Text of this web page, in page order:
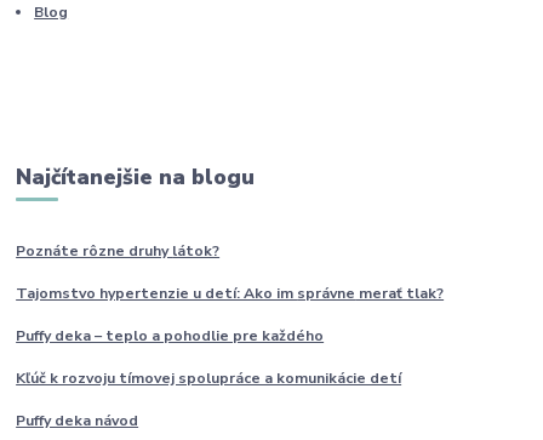
Blog
Najčítanejšie na blogu
Poznáte rôzne druhylátok?
Tajomstvo hypertenzie u detí: Ako im správne merať tlak?
Puffy deka – teplo a pohodlie pre každého
Kľúč k rozvoju tímovej spolupráce a komunikácie detí
Puffy deka návod